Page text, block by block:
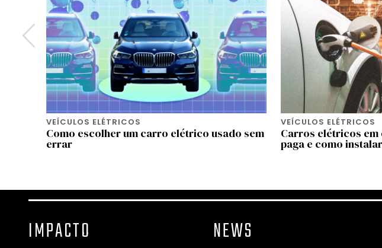
VEÍCULOS ELÉTRICOS
Como escolher um carro elétrico usado sem
errar
VEÍCULOS ELÉTRICOS
Carros elétricos
paga e como
IMPACTO NEWS